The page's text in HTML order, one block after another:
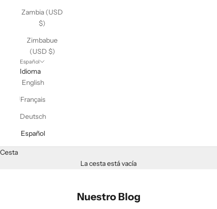
Zambia (USD
$)
Zimbabue
(USD $)
Español
Idioma
English
Français
Deutsch
Español
Cesta
La cesta está vacía
Nuestro Blog